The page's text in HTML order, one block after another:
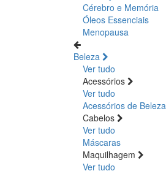
Cérebro e Memória
Óleos Essenciais
Menopausa
Beleza
Ver tudo
Acessórios
Ver tudo
Acessórios de Beleza
Cabelos
Ver tudo
Máscaras
Maquilhagem
Ver tudo